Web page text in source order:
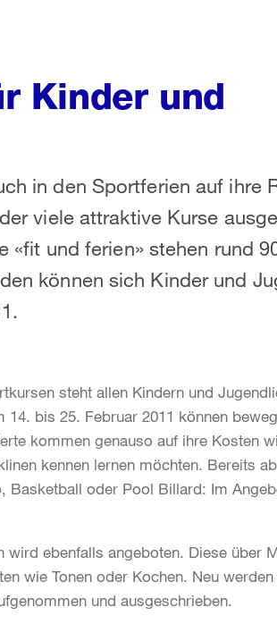
Kinder und
in den Sportferien auf ihre
viele attraktive Kurse
und ferien» stehen rund
können sich Kinder und
steht allen Kindern und
bis 25. Februar 2011 können
kommen genauso auf ihre Kosten
kennen lernen möchten. Bereits
Basketball oder Pool Billard: Im
wird ebenfalls angeboten. Diese über
wie Tonen oder Kochen. Neu werden
und ausgeschrieben.